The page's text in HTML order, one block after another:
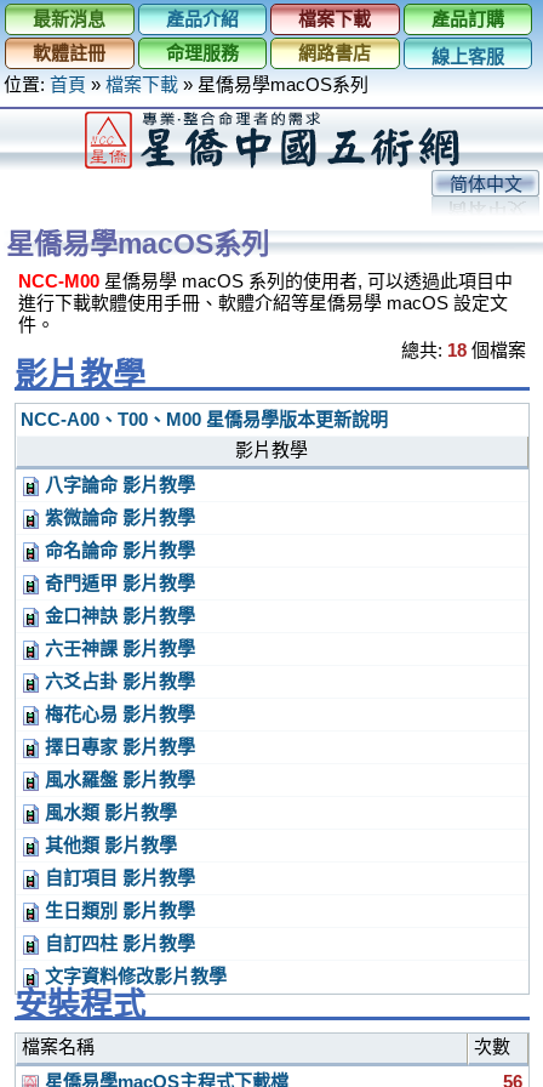
最新消息 產品介紹 檔案下載
產品訂購
軟體註冊
命理服務 網路書店
線上客服
位置: 首頁 » 檔案下載 » 星僑易學macOS系列
简体中文
星僑易學macOS系列
NCC-M00星僑易學 macOS 系列的使用者, 可以透過此項目中
進行下載軟體使用手冊、軟體介紹等星僑易學 macOS 設定文
件。
總共: 18個檔案
影片教學
NCC-A00、T00、M00 星僑易學版本更新說明
影片教學
八字論命 影片教學
紫微論命 影片教學
命名論命 影片教學
奇門遁甲 影片教學
金口神訣 影片教學
六壬神課 影片教學
六爻占卦 影片教學
梅花心易 影片教學
擇日專家 影片教學
風水羅盤 影片教學
風水類 影片教學
其他類 影片教學
自訂項目 影片教學
生日類別 影片教學
自訂四柱 影片教學
文字資料修改影片教學
安裝程式
檔案名稱
次數
星僑易學macOS主程式下載檔
56